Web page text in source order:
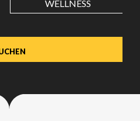
(.) als Dezimalzeichen
WELLNESS